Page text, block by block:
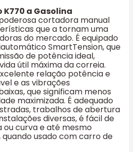
K770 a Gasolina
cortadora manual
que a tornam uma
do mercado. É equipado
SmartTension, que
de potência ideal,
útil máxima da correia.
relação potência e
e as vibrações
que significam menos
maximizada. É adequado
trabalhos de abertura
diversas, é fácil de
curva e até mesmo
usado com carro de